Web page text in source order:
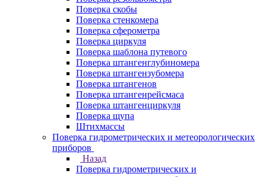
Поверка скобы
Поверка стенкомера
Поверка сферометра
Поверка циркуля
Поверка шаблона путевого
Поверка штангенглубиномера
Поверка штангензубомера
Поверка штангенов
Поверка штангенрейсмаса
Поверка штангенциркуля
Поверка щупа
Штихмассы
Поверка гидрометрических и метеорологических
приборов
Назад
Поверка гидрометрических и